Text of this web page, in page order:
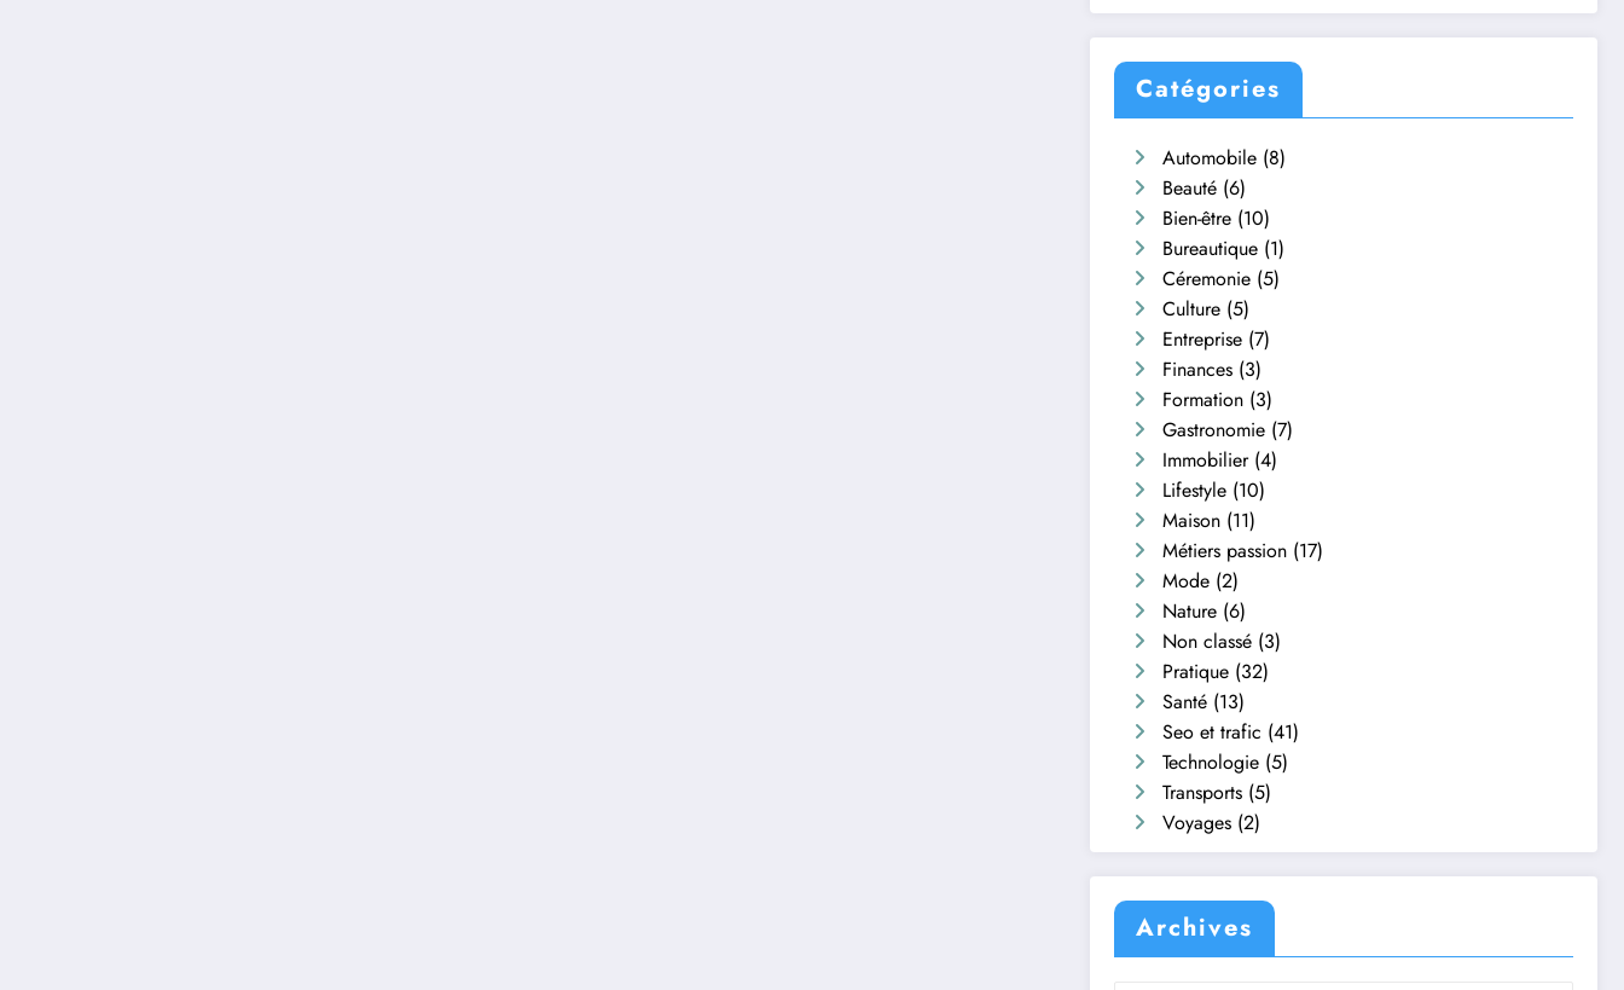
Catégories
Automobile (8)
Beauté (6)
Bien-être (10)
Bureautique (1)
Céremonie (5)
Culture (5)
Entreprise (7)
Finances (3)
Formation (3)
Gastronomie (7)
Immobilier(4)
Lifestyle (10)
Maison (11)
Métiers passion (17)
Mode (2)
Nature (6)
Non classé (3)
Pratique (32)
Santé (13)
Seo et trafic (41)
Technologie (5)
Transports (5)
Voyages (2)
Archives